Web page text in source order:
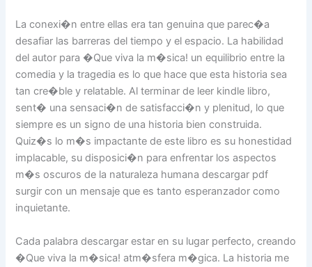
La conexi�n entre ellas era tan genuina que parec�a
desafiar las barreras del tiempo y el espacio. La habilidad
del autor para �Que viva la m�sica! un equilibrio entre la
comedia y la tragedia es lo que hace que esta historia sea
tan cre�ble y relatable. Al terminar de leer kindle libro,
sent� una sensaci�n de satisfacci�n y plenitud, lo que
siempre es un signo de una historia bien construida.
Quiz�s lo m�s impactante de este libro es su honestidad
implacable, su disposici�n para enfrentar los aspectos
m�s oscuros de la naturaleza humana descargar pdf
surgir con un mensaje que es tanto esperanzador como
inquietante.
Cada palabra descargar estar en su lugar perfecto, creando
�Que viva la m�sica! atm�sfera m�gica. La historia me